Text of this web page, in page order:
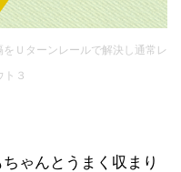
Ｕターンレールで解決し通常レ
ト３
ゃんとうまく収まり